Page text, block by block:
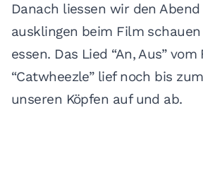
Danach liessen wir den
ausklingen beim Film
essen. Das Lied “An, Aus” vom
“Catwheezle” lief noch bis
unseren Köpfen auf und ab.